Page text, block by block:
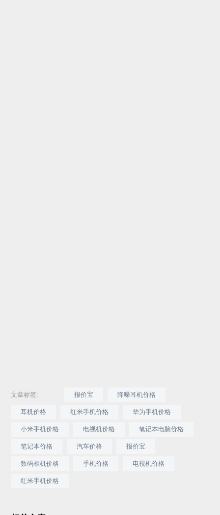
文章标签: 报价宝 降噪耳机价格
耳机价格 红米手机价格 华为手机价格
小米手机价格 电视机价格 笔记本电脑价格
笔记本价格 汽车价格 报价宝
数码相机价格 手机价格 电视机价格
红米手机价格